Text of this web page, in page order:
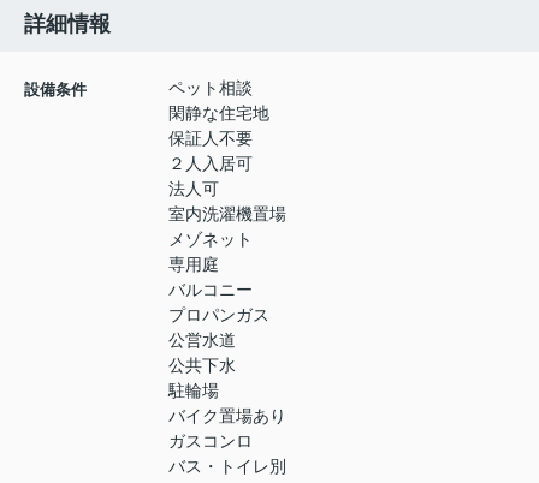
詳細情報
設備条件
ペット相談
閑静な住宅地
保証人不要
２人入居可
法人可
室内洗濯機置場
メゾネット
専用庭
バルコニー
プロパンガス
公営水道
公共下水
駐輪場
バイク置場あり
ガスコンロ
バス・トイレ別